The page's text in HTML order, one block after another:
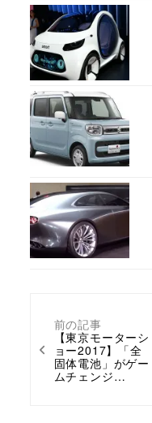
前の記事
【東京モーターシ
ョー2017】「全
固体電池」がゲー
ムチェンジ…